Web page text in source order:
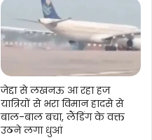
जेद्दा से लखनऊ आ रहा हज
यात्रियों से भरा विमान हादसे से
बाल-बाल बचा, लैंडिंग के वक्त
उठने लगा धुआं